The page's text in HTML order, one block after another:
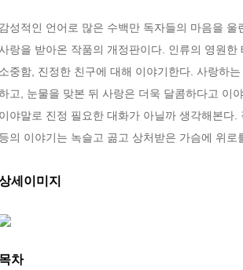
감성적인 언어로 많은 수백만 독자들의 마음을
랑을 받아온 작품의 개정판이다. 인류의 영원
소중함, 진정한 친구에 대해 이야기한다. 사랑하
고, 눈물을 맞본 뒤 사랑은 더욱 달콤하다고 이
이야말로 진정 필요한 대화가 아닐까 생각해본다
등의 이야기는 녹슬고 곪고 상처받은 가슴에 위로
세이미지
목차